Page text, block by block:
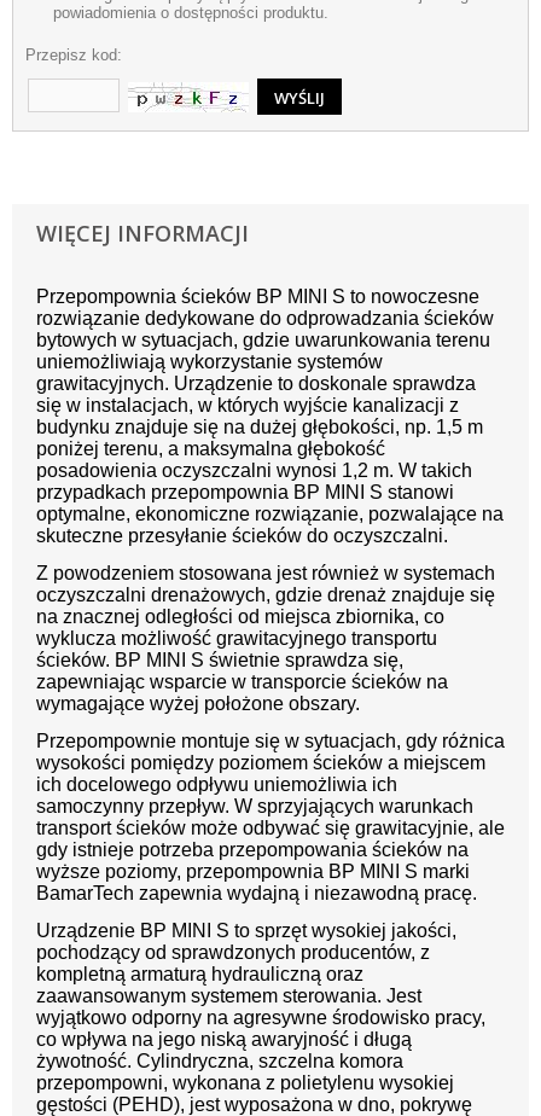
powiadomienia o dostępności produktu.
Przepisz kod:
WIĘCEJ INFORMACJI
Przepompownia ścieków BP MINI S to nowoczesne
rozwiązanie dedykowane do odprowadzania ścieków
bytowych w sytuacjach, gdzie uwarunkowania terenu
uniemożliwiają wykorzystanie systemów
grawitacyjnych. Urządzenie to doskonale sprawdza
się w instalacjach, w których wyjście kanalizacji z
budynku znajduje się na dużej głębokości, np. 1,5 m
poniżej terenu, a maksymalna głębokość
posadowienia oczyszczalni wynosi 1,2 m. W takich
przypadkach przepompownia BP MINI S stanowi
optymalne, ekonomiczne rozwiązanie, pozwalające na
skuteczne przesyłanie ścieków do oczyszczalni.
Z powodzeniem stosowana jest również w systemach
oczyszczalni drenażowych, gdzie drenaż znajduje się
na znacznej odległości od miejsca zbiornika, co
wyklucza możliwość grawitacyjnego transportu
ścieków. BP MINI S świetnie sprawdza się,
zapewniając wsparcie w transporcie ścieków na
wymagające wyżej położone obszary.
Przepompownie montuje się w sytuacjach, gdy różnica
wysokości pomiędzy poziomem ścieków a miejscem
ich docelowego odpływu uniemożliwia ich
samoczynny przepływ. W sprzyjających warunkach
transport ścieków może odbywać się grawitacyjnie, ale
gdy istnieje potrzeba przepompowania ścieków na
wyższe poziomy, przepompownia BP MINI S marki
BamarTech zapewnia wydajną i niezawodną pracę.
Urządzenie BP MINI S to sprzęt wysokiej jakości,
pochodzący od sprawdzonych producentów, z
kompletną armaturą hydrauliczną oraz
zaawansowanym systemem sterowania. Jest
wyjątkowo odporny na agresywne środowisko pracy,
co wpływa na jego niską awaryjność i długą
żywotność. Cylindryczna, szczelna komora
przepompowni, wykonana z polietylenu wysokiej
gęstości (PEHD), jest wyposażona w dno, pokrywę